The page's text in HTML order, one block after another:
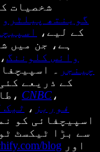
شخصیات
گوینتھ پیلٹرو
کے لیے،
ہے، جن میں
وائس کلوننگ،
چینجر
۔
، CNBC ،
فوربز ، ٹیک
اسپیچفائی کو
سے بڑا ٹیکسٹ
blog اور